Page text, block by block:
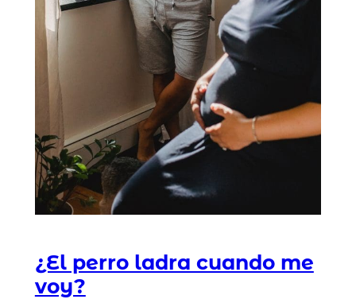
¿El perro ladra cuando me
voy?